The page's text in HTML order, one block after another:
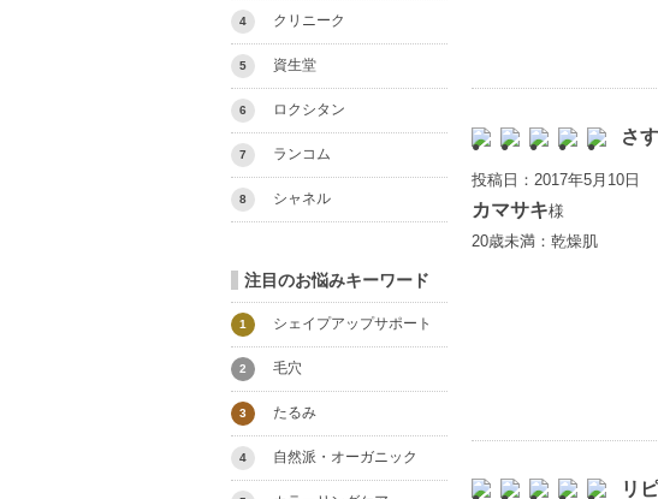
さ
投稿日：2017年5月10日
カマサキ様
20歳未満：乾燥肌
リ
4 クリニーク
5 資生堂
6 ロクシタン
7 ランコム
8 シャネル
注目のお悩みキーワード
1 シェイプアップサポート
2 毛穴
3 たるみ
4 自然派・オーガニック